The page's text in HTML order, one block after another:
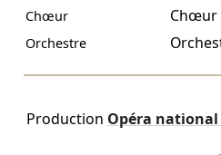
Chœur Chœur
Orchestre
Production Opéra